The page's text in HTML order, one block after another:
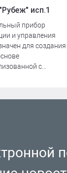
исп.1
прибор
и управления
для создания
с...